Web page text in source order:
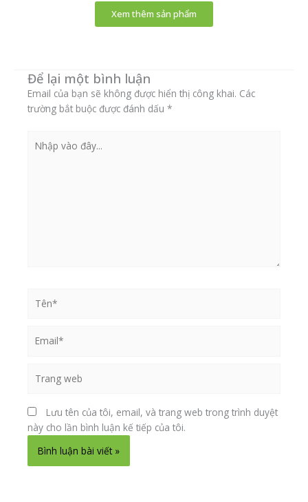
Xem thêm sản phẩm
Để lại một bình luận
Email của bạn sẽ không được hiển thị công khai. Các
trường bắt buộc được đánh dấu *
vào
web
Lưu tên của tôi, email, và trang web trong trình duyệt
này cho lần bình luận kế tiếp của tôi.